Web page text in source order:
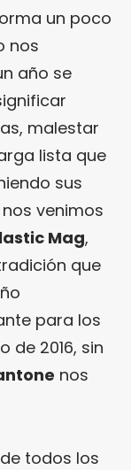
un poco
nos
año se
malestar
lista que
sus
venimos
Mag,
que
para los
de 2016, sin
nos
todos los